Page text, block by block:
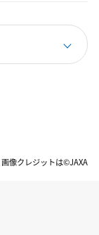
像クレジットは©JAXA